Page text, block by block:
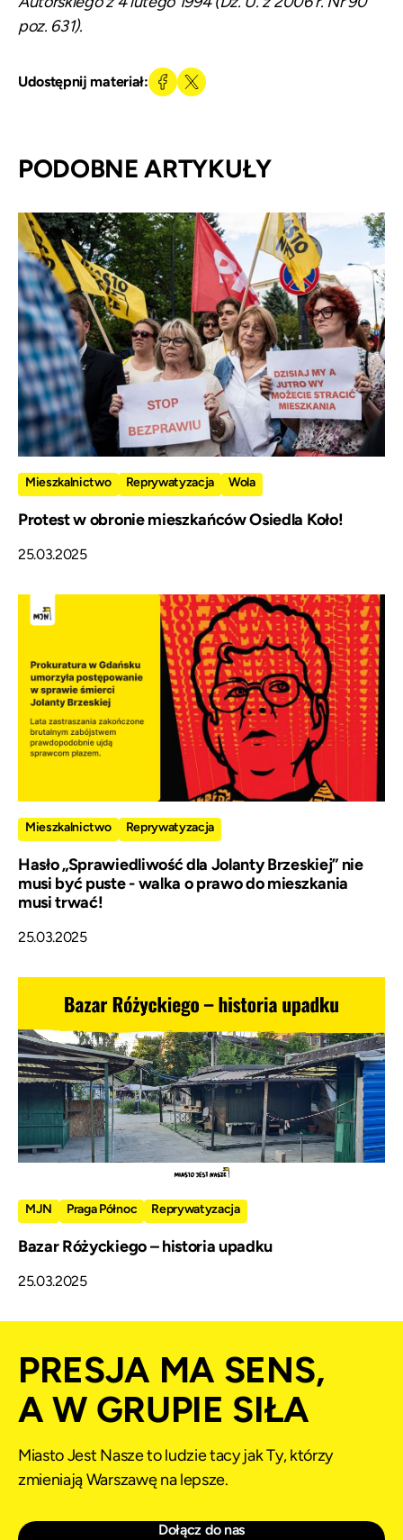
poz. 631).
Udostępnij materiał:
PODOBNE ARTYKUŁY
Mieszkalnictwo Reprywatyzacja Wola
Protest w obronie mieszkańców Osiedla Koło!
25.03.2025
Mieszkalnictwo Reprywatyzacja
Hasło „Sprawiedliwość dla Jolanty Brzeskiej” nie
musi być puste - walka o prawo do mieszkania
musi trwać!
25.03.2025
MJN Praga Północ Reprywatyzacja
Bazar Różyckiego – historia upadku
25.03.2025
PRESJA MA SENS,
A W GRUPIE SIŁA
Miasto Jest Nasze to ludzie tacy jak Ty, którzy
zmieniają Warszawę na lepsze.
Dołącz do nas